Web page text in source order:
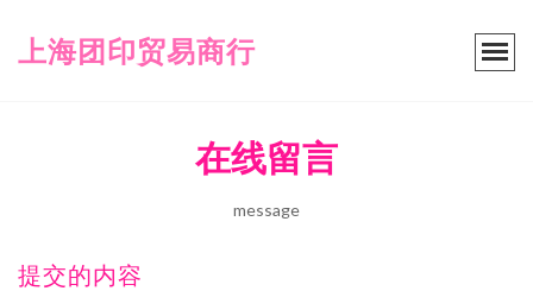
上海团印贸易商行
在线留言
message
提交的内容